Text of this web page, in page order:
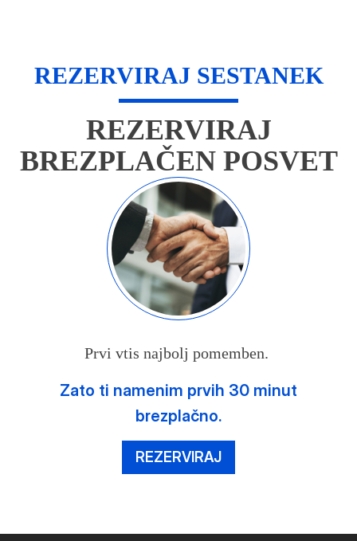
REZERVIRAJ SESTANEK
REZERVIRAJ
BREZPLAČEN POSVET
Prvi vtis najbolj pomemben.
Zato ti namenim prvih 30 minut
brezplačno.
REZERVIRAJ